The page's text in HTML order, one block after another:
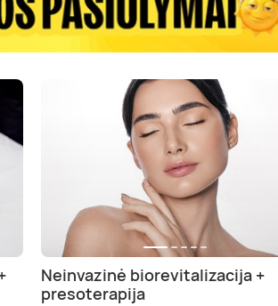
Neinvazinė biorevitalizacija +
presoterapija